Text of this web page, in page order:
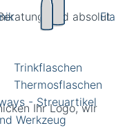
Trinkflaschen
Thermosflaschen
- Streuartikel
Werkzeug
sind absolut
Ihr Logo, wir